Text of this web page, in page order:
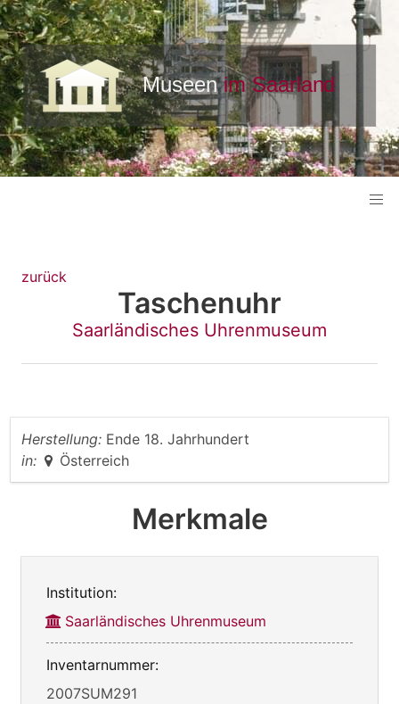
zurück
Taschenuhr
Saarländisches Uhrenmuseum
Herstellung: Ende 18. Jahrhundert
in:
Österreich
Merkmale
Institution:
Saarländisches Uhrenmuseum
Inventarnummer:
2007SUM291